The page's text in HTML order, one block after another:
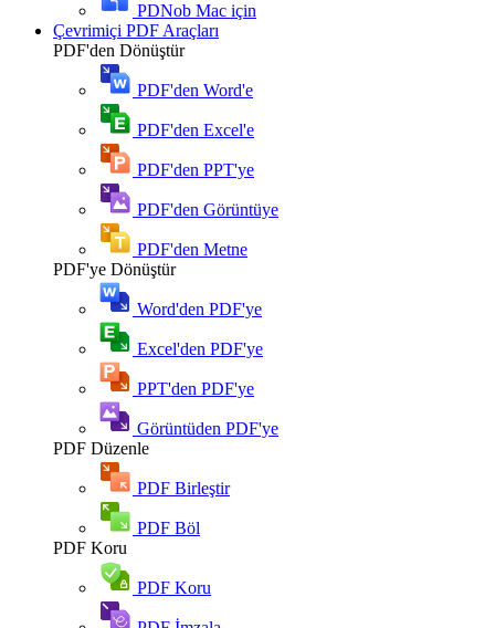
PDNob Mac için
Çevrimiçi PDF Araçları
PDF'den Dönüştür
PDF'den Word'e
PDF'den Excel'e
PDF'den PPT'ye
PDF'den Görüntüye
PDF'den Metne
PDF'ye Dönüştür
Word'den PDF'ye
Excel'den PDF'ye
PPT'den PDF'ye
Görüntüden PDF'ye
PDF Düzenle
PDF Birleştir
PDF Böl
PDF Koru
PDF Koru